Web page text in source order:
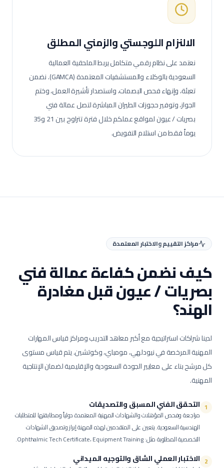
الالنزام اللوجستي والزمني المطلق
نعتمد على نظام رقمي متكامل يربط الملحقية العمالية
السعودية بالوكلاء والمستشفيات المعتمدة (GAMCA). نضمن
تعبئة، وإنهاء فحص البصمات، واستصدار تأشيرة العمل، وختم
الجواز، وتوفير حجوزات الطيران المباشرة لتصل عمالةفني
بصريات / عيون
لمواقع عملكم خلال فترة تتراوح بين 21 و35
يوماً فقط من استلام التفويض.
مراكز التقييم والاختبار المعتمدة
كيف نضمن كفاءة عمالةفني
بصريات / عيونقبل مغادرة
الهند؟
لدينا شراكات استراتيجية مع أكبر معاهد التدريب ومراكز قياس المهارات
المهنية المرخصة في نيودلهي، مومباي، وكوتشين. يتم قياس مستوى
كل مرشح بناء على معايير الجودة السعودية والإقليمية لضمان الإنتاجية
المهنية.
1 التحقق الفني المسبق والتصديقات
مراجعة وفحص المؤهلات والشهادات المهنية المعتمدة دولياً ومطابقتها للمتطلبات
الهندسية السعودية.يتعين على المتقدمين لهذه المهنة إبراز وتصديق الشهادات
التخصصية المطلوبة مثل: Ophthalmic Tech Certificate، Equipment Training.
2 الاختبار العملي الشاق والتوجيه الميداني